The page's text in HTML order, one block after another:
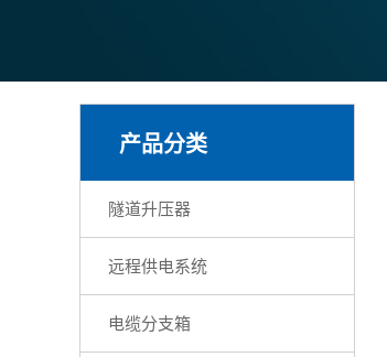
产品分类
隧道升压器
远程供电系统
电缆分支箱